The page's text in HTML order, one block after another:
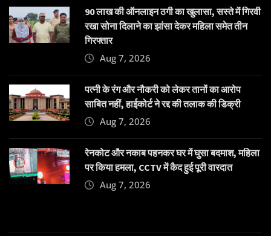
90 लाख की ऑनलाइन ठगी का खुलासा, सस्ते में गिरवी
रखा सोना दिलाने का झांसा देकर महिला समेत तीन
गिरफ्तार
Aug 7, 2026
पत्नी के रंग और नौकरी को लेकर तानों का आरोप
साबित नहीं, हाईकोर्ट ने रद्द की तलाक की डिक्री
Aug 7, 2026
रेनकोट और नकाब पहनकर घर में घुसा बदमाश, महिला
पर किया हमला, CCTV में कैद हुई पूरी वारदात
Aug 7, 2026